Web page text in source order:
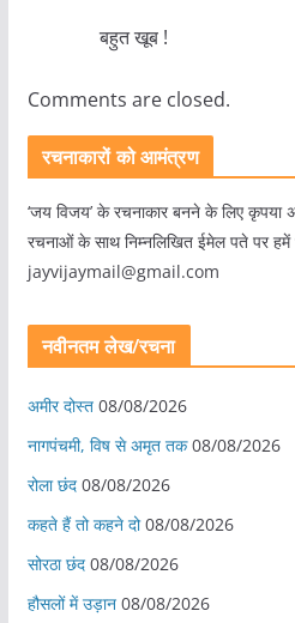
बहुत खूब !
Comments are closed.
रचनाकारों को आमंत्रण
‘जय विजय’ के रचनाकार बनने के लिए कृपया
रचनाओं के साथ निम्नलिखित ईमेल पते पर
jayvijaymail@gmail.com
नवीनतम लेख/रचना
अमीर दोस्त 08/08/2026
नागपंचमी, ​विष से अमृत तक 08/08/2026
रोला छंद 08/08/2026
कहते हैं तो कहने दो 08/08/2026
सोरठा छंद 08/08/2026
हौसलों में उड़ान 08/08/2026